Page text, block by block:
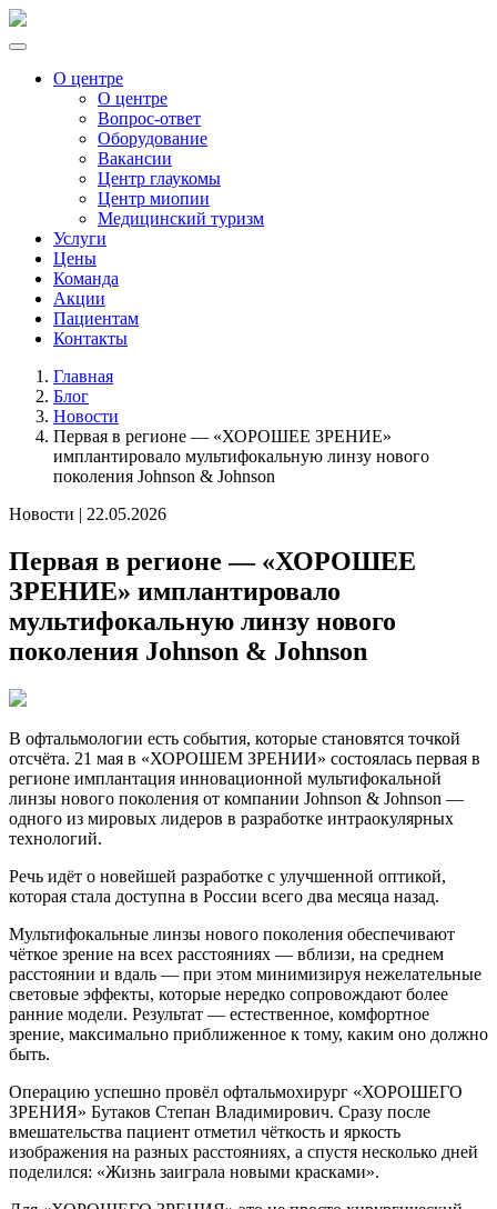
О центре
О центре
Вопрос-ответ
Оборудование
Вакансии
Центр глаукомы
Центр миопии
Медицинский туризм
Услуги
Цены
Команда
Акции
Пациентам
Контакты
Главная
Блог
Новости
Первая в регионе — «ХОРОШЕЕ ЗРЕНИЕ»
имплантировало мультифокальную линзу нового
поколения Johnson & Johnson
Новости | 22.05.2026
Первая в регионе — «ХОРОШЕЕ
ЗРЕНИЕ» имплантировало
мультифокальную линзу нового
поколения Johnson & Johnson
В офтальмологии есть события, которые становятся точкой
отсчёта. 21 мая в «ХОРОШЕМ ЗРЕНИИ» состоялась первая в
регионе имплантация инновационной мультифокальной
линзы нового поколения от компании Johnson & Johnson —
одного из мировых лидеров в разработке интраокулярных
технологий.
Речь идёт о новейшей разработке с улучшенной оптикой,
которая стала доступна в России всего два месяца назад.
Мультифокальные линзы нового поколения обеспечивают
чёткое зрение на всех расстояниях — вблизи, на среднем
расстоянии и вдаль — при этом минимизируя нежелательные
световые эффекты, которые нередко сопровождают более
ранние модели. Результат — естественное, комфортное
зрение, максимально приближенное к тому, каким оно должно
быть.
Операцию успешно провёл офтальмохирург «ХОРОШЕГО
ЗРЕНИЯ» Бутаков Степан Владимирович. Сразу после
вмешательства пациент отметил чёткость и яркость
изображения на разных расстояниях, а спустя несколько дней
поделился: «Жизнь заиграла новыми красками».